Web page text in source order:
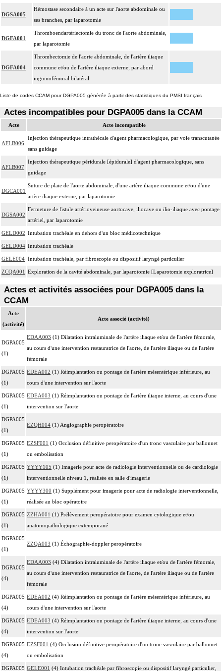
DGSA005
Hémostase secondaire à un acte sur l'aorte abdominale ou
ses branches, par laparotomie
DGFA001
Thromboendartériectomie du tronc de l'aorte abdominale,
par laparotomie
DGFA004
Thrombectomie de l'aorte abdominale, de l'artère iliaque
commune et/ou de l'artère iliaque externe, par abord
inguinofémoral bilatéral
Liste de codes CCAM pour DGPA005 générée à partir des statistiques du PMSI français
Actes incompatibles pour DGPA005 dans la CCAM
Acte Acte incompatible
AFLB006
Injection thérapeutique intrathécale d'agent pharmacologique, par voie transcutanée
sans guidage
AFLB007
Injection thérapeutique péridurale [épidurale] d'agent pharmacologique, sans
guidage
DGCA001
Suture de plaie de l'aorte abdominale, d'une artère iliaque commune et/ou d'une
artère iliaque externe, par laparotomie
DGSA002
Fermeture de fistule artérioveineuse aortocave, iliocave ou ilio-iliaque avec pontage
artériel, par laparotomie
GELD002 Intubation trachéale en dehors d'un bloc médicotechnique
GELD004 Intubation trachéale
GELE004 Intubation trachéale, par fibroscopie ou dispositif laryngé particulier
ZCQA001 Exploration de la cavité abdominale, par laparotomie [Laparotomie exploratrice]
Actes et activités associées pour DGPA005 dans la
CCAM
Acte
(activité)
Acte associé (activité)
DGPA005
(1)
EDAA003 (1) Dilatation intraluminale de l'artère iliaque et/ou de l'artère fémorale,
au cours d'une intervention restauratrice de l'aorte, de l'artère iliaque ou de l'artère
fémorale
DGPA005
(1)
EDEA002 (1) Réimplantation ou pontage de l'artère mésentérique inférieure, au
cours d'une intervention sur l'aorte
DGPA005
(1)
EDEA003 (1) Réimplantation ou pontage de l'artère iliaque interne, au cours d'une
intervention sur l'aorte
DGPA005
(1)
EZQH004 (1) Angiographie peropératoire
DGPA005
(1)
EZSF001 (1) Occlusion définitive peropératoire d'un tronc vasculaire par ballonnet
ou embolisation
DGPA005
(1)
YYYY105 (1) Imagerie pour acte de radiologie interventionnelle ou de cardiologie
interventionnelle niveau 1, réalisée en salle d'imagerie
DGPA005
(1)
YYYY300 (1) Supplément pour imagerie pour acte de radiologie interventionnelle,
réalisée au bloc opératoire
DGPA005
(1)
ZZHA001 (1) Prélèvement peropératoire pour examen cytologique et/ou
anatomopathologique extemporané
DGPA005
(1)
ZZQA003 (1) Échographie-doppler peropératoire
DGPA005
(4)
EDAA003 (4) Dilatation intraluminale de l'artère iliaque et/ou de l'artère fémorale,
au cours d'une intervention restauratrice de l'aorte, de l'artère iliaque ou de l'artère
fémorale
DGPA005
(4)
EDEA002 (4) Réimplantation ou pontage de l'artère mésentérique inférieure, au
cours d'une intervention sur l'aorte
DGPA005
(4)
EDEA003 (4) Réimplantation ou pontage de l'artère iliaque interne, au cours d'une
intervention sur l'aorte
DGPA005
(4)
EZSF001 (4) Occlusion définitive peropératoire d'un tronc vasculaire par ballonnet
ou embolisation
DGPA005 GELE001 (4) Intubation trachéale par fibroscopie ou dispositif laryngé particulier,